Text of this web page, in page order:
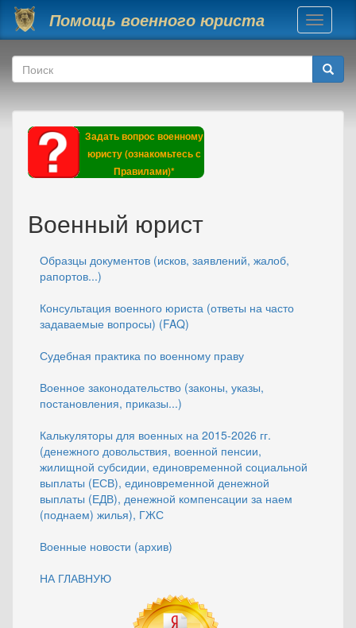
Перейти к основному содержанию
Помощь военного юриста
Toggle
Форма поиска
Поиск
Задать вопрос военному
юристу (ознакомьтесь с
Правилами)*
Военный юрист
Образцы документов (исков, заявлений, жалоб,
рапортов...)
Консультация военного юриста (ответы на часто
задаваемые вопросы) (FAQ)
Судебная практика по военному праву
Военное законодательство (законы, указы,
постановления, приказы...)
Калькуляторы для военных на 2015-2026 гг.
(денежного довольствия, военной пенсии,
жилищной субсидии, единовременной социальной
выплаты (ЕСВ), единовременной денежной
выплаты (ЕДВ), денежной компенсации за наем
(поднаем) жилья), ГЖС
Военные новости (архив)
НА ГЛАВНУЮ